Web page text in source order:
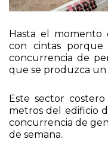
Hasta el
con cintas
concurrencia de
que se produzca un
Este sector
metros del edificio
concurrencia de
de semana.